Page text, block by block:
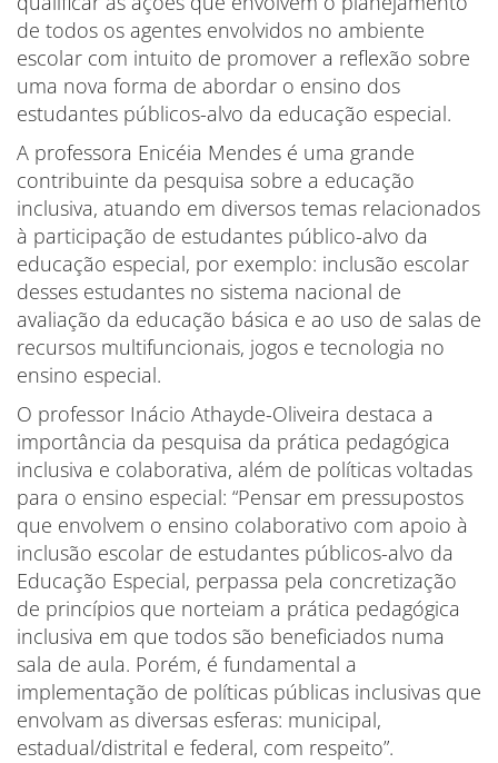
de todos os agentes envolvidos no ambiente
escolar com intuito de promover a reflexão sobre
uma nova forma de abordar o ensino dos
estudantes públicos-alvo da educação especial.
A professora Enicéia Mendes é uma grande
contribuinte da pesquisa sobre a educação
inclusiva, atuando em diversos temas relacionados
à participação de estudantes público-alvo da
educação especial, por exemplo: inclusão escolar
desses estudantes no sistema nacional de
avaliação da educação básica e ao uso de salas de
recursos multifuncionais, jogos e tecnologia no
ensino especial.
O professor Inácio Athayde-Oliveira destaca a
importância da pesquisa da prática pedagógica
inclusiva e colaborativa, além de políticas voltadas
para o ensino especial: “Pensar em pressupostos
que envolvem o ensino colaborativo com apoio à
inclusão escolar de estudantes públicos-alvo da
Educação Especial, perpassa pela concretização
de princípios que norteiam a prática pedagógica
inclusiva em que todos são beneficiados numa
sala de aula. Porém, é fundamental a
implementação de políticas públicas inclusivas que
envolvam as diversas esferas: municipal,
estadual/distrital e federal, com respeito”.